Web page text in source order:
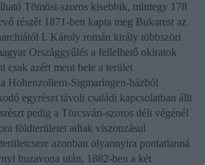
Tömösi-szoros kisebbik, mintegy 178
részét 1871-ben kapta meg Bukarest az
I. Károly román király többszöri
Országgyűlés a fellelhető okiratok
csak azért ment bele a terület
Hohenzollern-Sigmaringen-házból
egyrészt távoli családi kapcsolatban állt
pedig a Törcsvári-szoros déli végénél
földterületet adtak viszonzásul
azonban olyannyira pontatlanná
huzavona után, 1882-ben a két